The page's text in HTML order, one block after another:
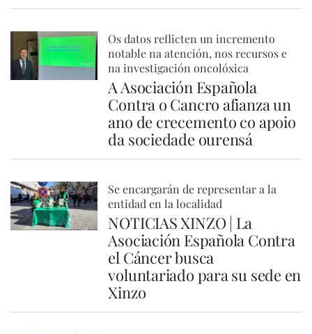
Os datos reflicten un incremento
notable na atención, nos recursos e
na investigación oncolóxica
A Asociación Española
Contra o Cancro afianza un
ano de crecemento co apoio
da sociedade ourensá
Se encargarán de representar a la
entidad en la localidad
NOTICIAS XINZO | La
Asociación Española Contra
el Cáncer busca
voluntariado para su sede en
Xinzo